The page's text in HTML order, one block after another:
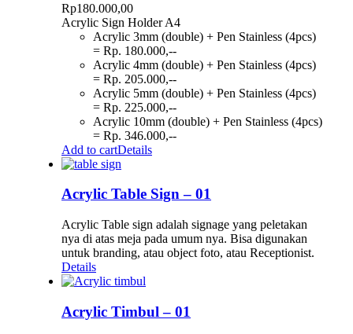
Rp180.000,00
Acrylic Sign Holder A4
Acrylic 3mm (double) + Pen Stainless (4pcs)
= Rp. 180.000,--
Acrylic 4mm (double) + Pen Stainless (4pcs)
= Rp. 205.000,--
Acrylic 5mm (double) + Pen Stainless (4pcs)
= Rp. 225.000,--
Acrylic 10mm (double) + Pen Stainless (4pcs)
= Rp. 346.000,--
Add to cartDetails
Acrylic Table Sign – 01
Acrylic Table sign adalah signage yang peletakan
nya di atas meja pada umum nya. Bisa digunakan
untuk branding, atau object foto, atau Receptionist.
Details
Acrylic Timbul – 01